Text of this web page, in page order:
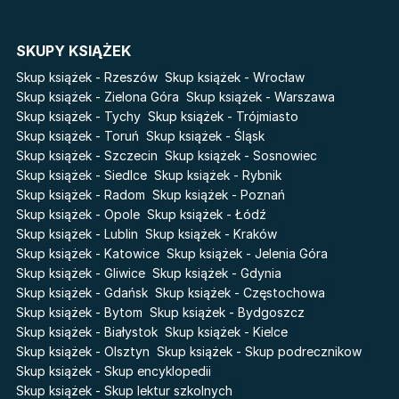
Pamiętniki Wampirów
Basia. Wielka księga.
Poznawaj świat z Basią
The Hazel Wood
Zmierzch
Faye
Katie Maguire
Liceum Freuda
Sherlock Holmes Society
Światy Pilipiuka
Cień od wschodu
Przebudzenie powietrza
Pieśń Lwicy
Akademia wampirów
Karneval
Baśń o złamanym sercu
Prosta zabawa
SKUPY KSIĄŻEK
Skup książek - Rzeszów Skup książek - Wrocław
Skup książek - Zielona Góra Skup książek - Warszawa
Skup książek - Tychy Skup książek - Trójmiasto
Skup książek - Toruń Skup książek - Śląsk
Skup książek - Szczecin Skup książek - Sosnowiec
Skup książek - Siedlce Skup książek - Rybnik
Skup książek - Radom Skup książek - Poznań
Skup książek - Opole Skup książek - Łódź
Skup książek - Lublin Skup książek - Kraków
Skup książek - Katowice Skup książek - Jelenia Góra
Skup książek - Gliwice Skup książek - Gdynia
Skup książek - Gdańsk Skup książek - Częstochowa
Skup książek - Bytom Skup książek - Bydgoszcz
Skup książek - Białystok Skup książek - Kielce
Skup książek - Olsztyn Skup książek - Skup podrecznikow
Skup książek - Skup encyklopedii
Skup książek - Skup lektur szkolnych